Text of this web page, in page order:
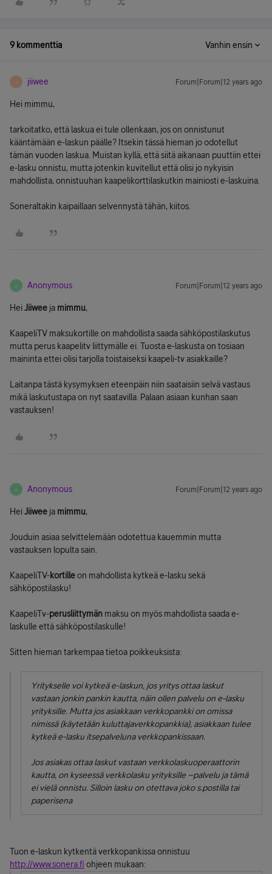
9 kommenttia Vanhin ensin
J jiiwee Forum|Forum|12 years ago
Hei mimmu,
tarkoitatko, että laskua ei tule ollenkaan, jos on onnistunut
kääntämään e-laskun päälle? Itsekin tässä hieman jo odotellut
tämän vuoden laskua. Muistan kyllä, että siitä aikanaan puuttiin ettei
e-lasku onnistu, mutta jotenkin kuvitellut että olisi jo nykyisin
mahdollista, onnistuuhan kaapelikorttilaskutkin mainiosti e-laskuina.
Soneraltakin kaipaillaan selvennystä tähän, kiitos.
A Anonymous Forum|Forum|12 years ago
HeiJiiwee ja mimmu,
KaapeliTV maksukortille on mahdollista saada sähköpostilaskutus
mutta perus kaapelitv liittymälle ei. Tuosta e-laskusta on tosiaan
maininta ettei olisi tarjolla toistaiseksi kaapeli-tv asiakkaille?
Laitanpa tästä kysymyksen eteenpäin niin saataisiin selvä vastaus
mikä laskutustapa on nyt saatavilla. Palaan asiaan kunhan saan
vastauksen!
A Anonymous Forum|Forum|12 years ago
HeiJiiwee ja mimmu,
Jouduin asiaa selvittelemään odotettua kauemmin mutta
vastauksen lopulta sain.
KaapeliTV-kortilleon mahdollista kytkeä e-lasku sekä
sähköpostilasku!
KaapeliTv-perusliittymän maksu on myös mahdollista saada e-
laskulle että sähköpostilaskulle!
Sitten hieman tarkempaa tietoa poikkeuksista:
Yritykselle voi kytkeä e-laskun, jos yritys ottaa laskut
vastaan jonkin pankin kautta, näin ollen palvelu on e-lasku
yrityksille. Mutta jos asiakkaan verkkopankki on omissa
nimissä (käytetään kuluttajaverkkopankkia), asiakkaan tulee
kytkeä e-lasku itsepalveluna verkkopankissaan.
Jos asiakas ottaa laskut vastaan verkkolaskuoperaattorin
kautta, on kyseessä verkkolasku yrityksille –palvelu ja tämä
ei vielä onnistu. Silloin lasku on otettava joko s.postilla tai
paperisena
Tuon e-laskun kytkentä verkkopankissa onnistuu
http://www.sonera.fi ohjeen mukaan: